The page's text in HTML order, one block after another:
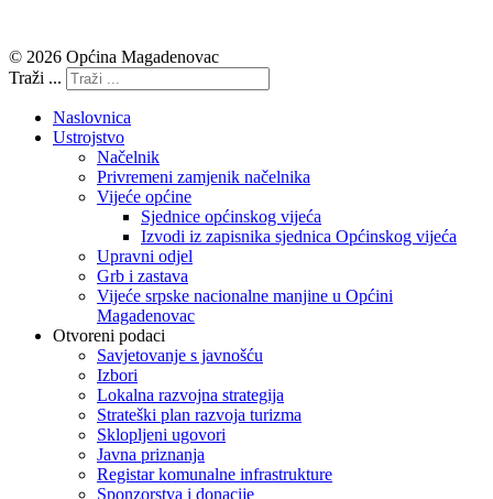
© 2026 Općina Magadenovac
Traži ...
Naslovnica
Ustrojstvo
Načelnik
Privremeni zamjenik načelnika
Vijeće općine
Sjednice općinskog vijeća
Izvodi iz zapisnika sjednica Općinskog vijeća
Upravni odjel
Grb i zastava
Vijeće srpske nacionalne manjine u Općini
Magadenovac
Otvoreni podaci
Savjetovanje s javnošću
Izbori
Lokalna razvojna strategija
Strateški plan razvoja turizma
Sklopljeni ugovori
Javna priznanja
Registar komunalne infrastrukture
Sponzorstva i donacije